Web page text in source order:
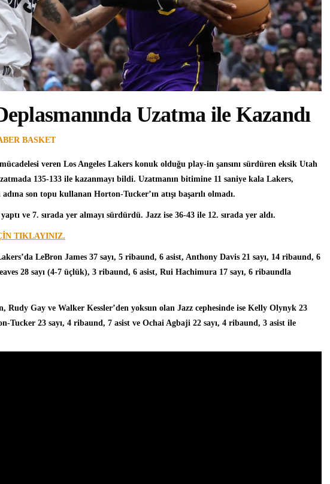
Uzatma ile Kazandı
BASKET
veren Los Angeles Lakers konuk olduğu play-in şansını sürdüren eksik Utah
135-133 ile kazanmayı bildi. Uzatmanın bitimine 11 saniye kala Lakers,
son topu kullanan Horton-Tucker’ın atışı başarılı olmadı.
ve 7. sırada yer almayı sürdürdü. Jazz ise 36-43 ile 12. sırada yer aldı.
TIKLAYINIZ.
LeBron James 37 sayı, 5 ribaund, 6 asist, Anthony Davis 21 sayı, 14 ribaund, 6
28 sayı (4-7 üçlük), 3 ribaund, 6 asist, Rui Hachimura 17 sayı, 6 ribaundla
Gay ve Walker Kessler’den yoksun olan Jazz cephesinde ise Kelly Olynyk 23
Tucker 23 sayı, 4 ribaund, 7 asist ve Ochai Agbaji 22 sayı, 4 ribaund, 3 asist ile